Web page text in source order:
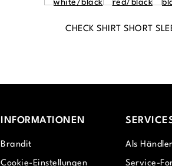
CHECK SHIRT SHORT
INFORMATIONEN
Brandit
Cookie-Einstellungen
Als
Service-